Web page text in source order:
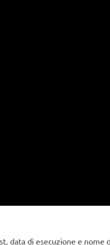
data di esecuzione e nome